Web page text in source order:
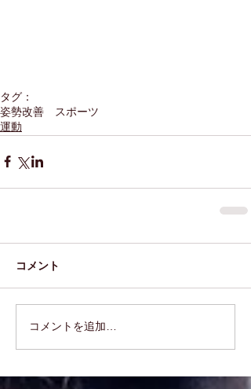
タグ：
姿勢改善 スポーツ
運動
コメント
コメントを追加…